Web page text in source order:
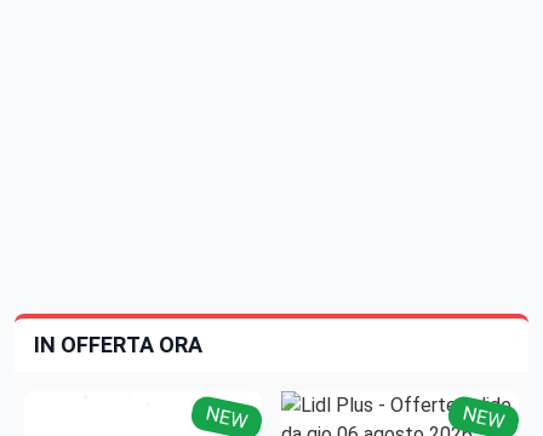
IN OFFERTA ORA
NEW NEW